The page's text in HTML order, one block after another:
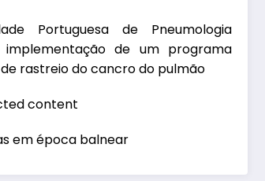
Portuguesa de Pneumologia
de um programa
rastreio do cancro do pulmão
content
em época balnear